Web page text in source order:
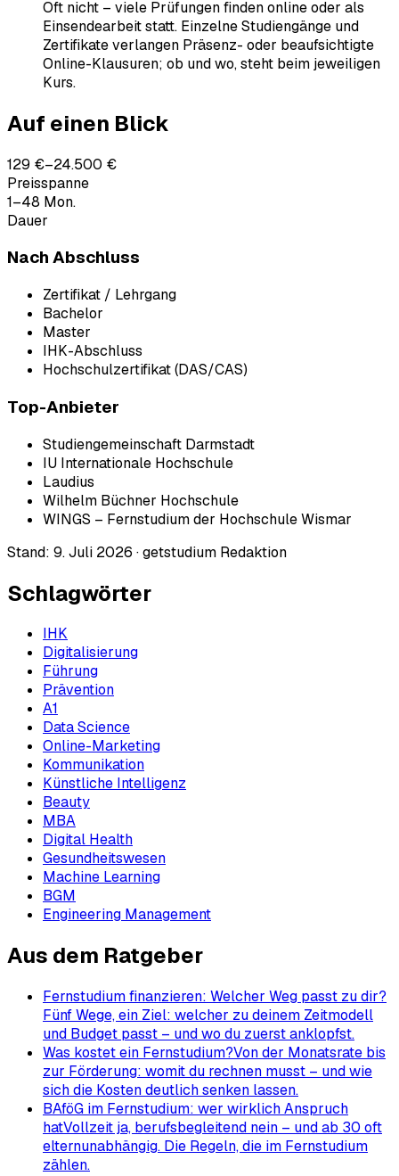
Oft nicht – viele Prüfungen finden online oder als
Einsendearbeit statt. Einzelne Studiengänge und
Zertifikate verlangen Präsenz- oder beaufsichtigte
Online-Klausuren; ob und wo, steht beim jeweiligen
Kurs.
Auf einen Blick
129 €–24.500 €
Preisspanne
1–48 Mon.
Dauer
Nach Abschluss
Zertifikat / Lehrgang
Bachelor
Master
IHK-Abschluss
Hochschulzertifikat (DAS/CAS)
Top-Anbieter
Studiengemeinschaft Darmstadt
IU Internationale Hochschule
Laudius
Wilhelm Büchner Hochschule
WINGS – Fernstudium der Hochschule Wismar
Stand: 9. Juli 2026 ·getstudium Redaktion
Schlagwörter
IHK
Digitalisierung
Führung
Prävention
A1
Data Science
Online-Marketing
Kommunikation
Künstliche Intelligenz
Beauty
MBA
Digital Health
Gesundheitswesen
Machine Learning
BGM
Engineering Management
Aus dem Ratgeber
Fernstudium finanzieren: Welcher Weg passt zu dir?
Fünf Wege, ein Ziel: welcher zu deinem Zeitmodell
und Budget passt – und wo du zuerst anklopfst.
Was kostet ein Fernstudium?Von der Monatsrate bis
zur Förderung: womit du rechnen musst – und wie
sich die Kosten deutlich senken lassen.
BAföG im Fernstudium: wer wirklich Anspruch
hatVollzeit ja, berufsbegleitend nein – und ab 30 oft
elternunabhängig. Die Regeln, die im Fernstudium
zählen.